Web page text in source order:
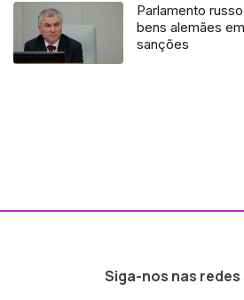
Parlamento
bens alemães
sanções
Siga-nos nas